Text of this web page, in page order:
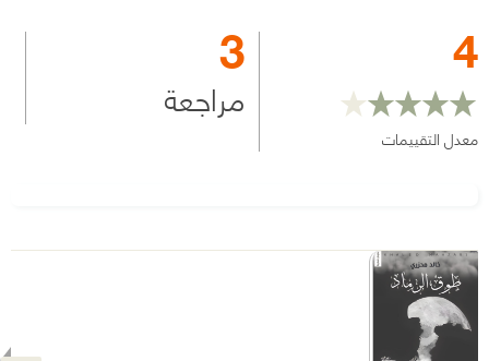
4
معدل التقييمات
3
مراجعة